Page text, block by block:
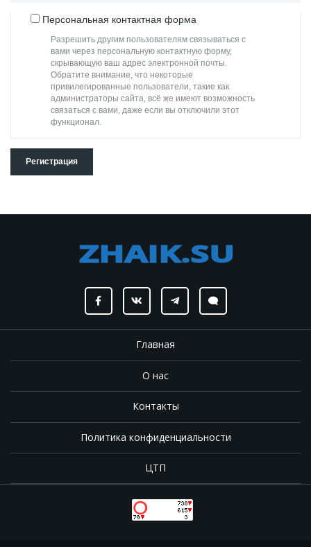
Персональная контактная форма
Разрешить другим пользователям связываться с
вами через персональную контактную форму,
скрывающую ваш адрес электронной почты.
Обратите внимание, что некоторые
привилегированные пользователи, такие как
администраторы сайта, всё же имеют возможность
связаться с вами, даже если вы отключили этот
функционал.
Главная
О нас
Контакты
Политика конфиденциальности
ЦТП